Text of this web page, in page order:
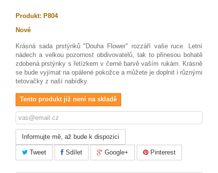
Produkt: P804
Nové
Krásná sada prstýnků "Douha Flower" rozzáří vaše ruce. Letní
nádech a velkou pozornost obdivovatelů, tak to přinesou bohatě
zdobená prstýnky s řetízkem v černé barvě vaším rukám. Krásně
se bude vyjímat na opálené pokožce a můžete je doplnit i různými
tetovačky z naší nabídky.
Tento produkt již není na skladě
Informujte mě, až bude k dispozici
Tweet Sdílet Google+ Pinterest